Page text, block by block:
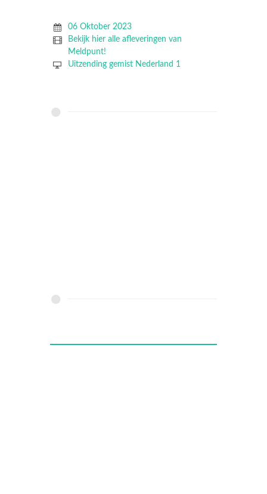
06 Oktober 2023
Bekijk hier alle afleveringen van
Meldpunt!
Uitzending gemist Nederland 1